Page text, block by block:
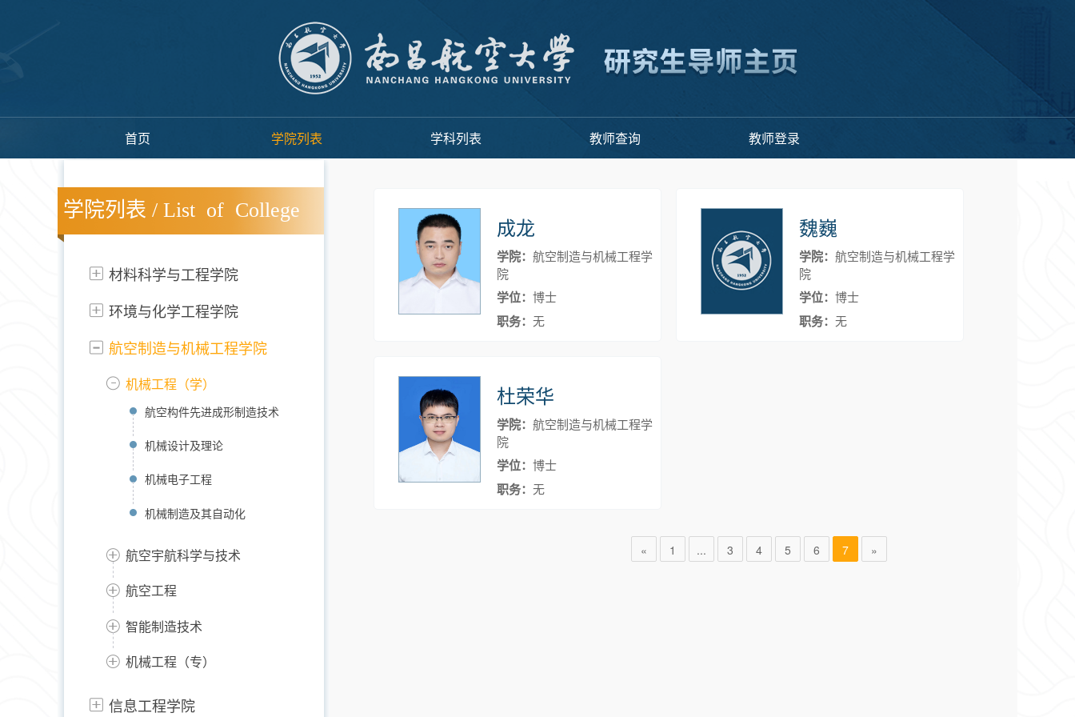
首页 学院列表 学科列表 教师查询 教师登录
学院列表 / List of College
材料科学与工程学院
环境与化学工程学院
航空制造与机械工程学院
机械工程（学）
航空构件先进成形制造技术
机械设计及理论
机械电子工程
机械制造及其自动化
航空宇航科学与技术
航空工程
智能制造技术
机械工程（专）
信息工程学院
成龙
学院： 航空制造与机械工程学
院
学位： 博士
职务： 无
魏巍
学院： 航空制造与机械工程学
院
学位： 博士
职务： 无
杜荣华
学院： 航空制造与机械工程学
院
学位： 博士
职务： 无
« 1 ... 3 4 5 6 7 »